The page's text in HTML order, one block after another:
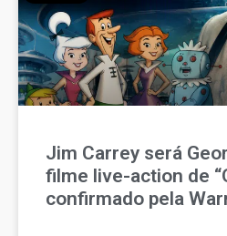
Jim Carrey será
filme live-action de
confirmado pela